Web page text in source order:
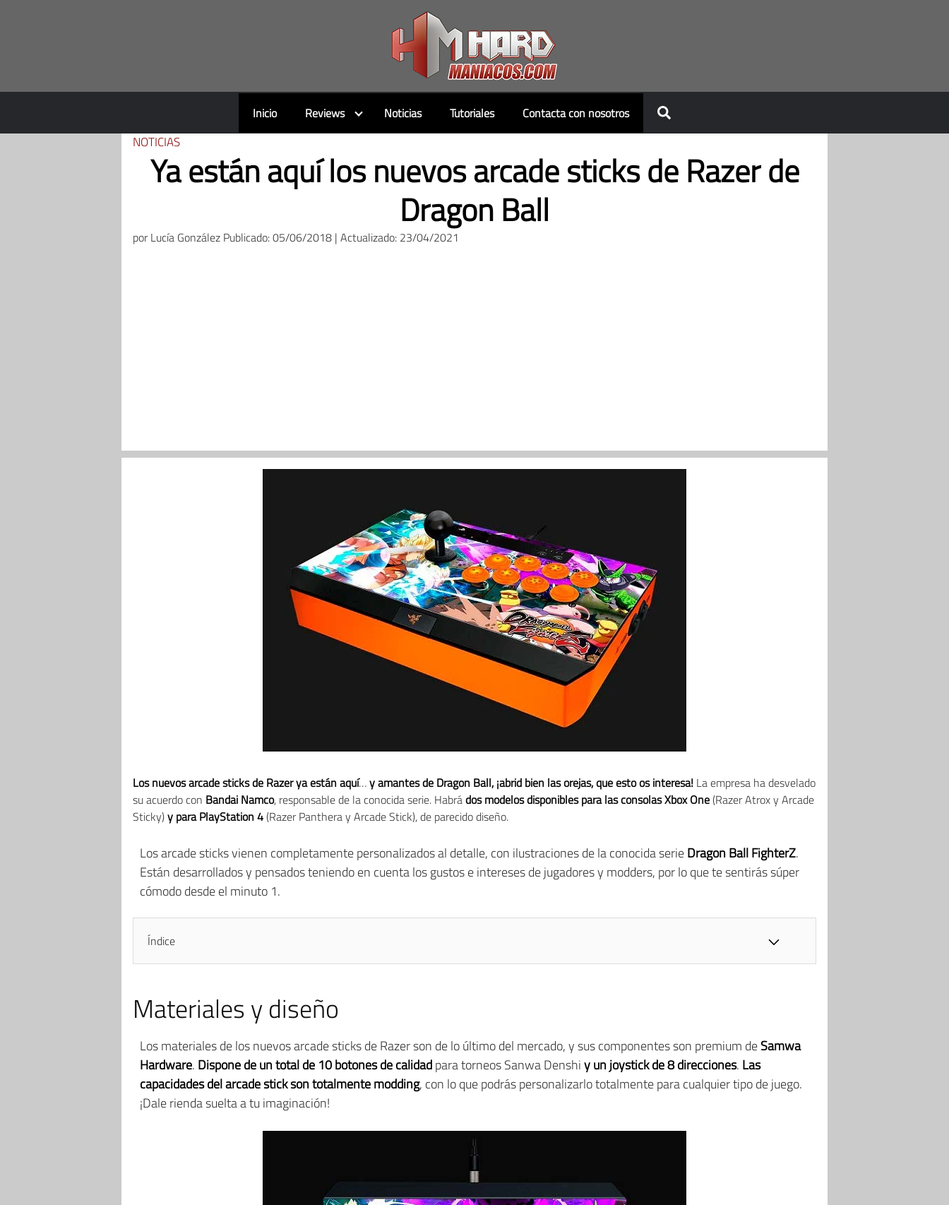
Inicio Reviews Noticias Tutoriales Contacta con nosotros
NOTICIAS
Ya están aquí los nuevos arcade sticks de Razer de
Dragon Ball
porLucía González Publicado: 05/06/2018 | Actualizado: 23/04/2021
Los nuevos arcade sticks de Razer ya están aquí…y amantes de Dragon Ball, ¡abrid bien las orejas, que esto os interesa! La empresa ha desvelado
su acuerdo con Bandai Namco, responsable de la conocida serie. Habrádos modelos disponibles para las consolas Xbox One(Razer Atrox y Arcade
Sticky)y para PlayStation 4(Razer Panthera y Arcade Stick), de parecido diseño.
Los arcade sticks vienen completamente personalizados al detalle, con ilustraciones de la conocida serieDragon Ball FighterZ.
Están desarrollados y pensados teniendo en cuenta los gustos e intereses de jugadores y modders, por lo que te sentirás súper
cómodo desde el minuto 1.
Índice
Materiales y diseño
Los materiales de los nuevos arcade sticks de Razer son de lo último del mercado, y sus componentes son premium deSamwa
Hardware. Dispone de un total de 10 botones de calidadpara torneos Sanwa Denshiy un joystick de 8 direcciones. Las
capacidades del arcade stick son totalmente modding, con lo que podrás personalizarlo totalmente para cualquier tipo de juego.
¡Dale rienda suelta a tu imaginación!